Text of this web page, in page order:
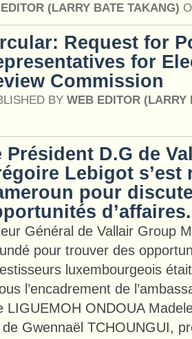
(LARRY BATE TAKANG)
Request for
for
Commission
BY WEB EDITOR (LARRY
Président D.G de
Lebigot s’est
pour
d’affaires.
Général de Vallair Group
pour trouver des
luxembourgeois
l’encadrement de
LIGUEMOH ONDOUA
de Gwennaël TCHOUNGUI,